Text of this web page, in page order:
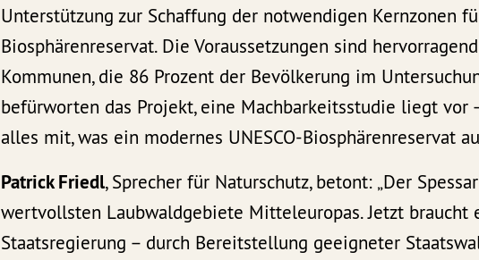
Unterstützung zur Schaffung der notwendigen Kernzonen
Biosphärenreservat. Die Voraussetzungen sind
Kommunen, die 86 Prozent der Bevölkerung im
befürworten das Projekt, eine Machbarkeitsstudie liegt vor
alles mit, was ein modernes UNESCO-Biosphärenreservat
Patrick Friedl, Sprecher für Naturschutz, betont: „Der
wertvollsten Laubwaldgebiete Mitteleuropas. Jetzt braucht
Staatsregierung – durch Bereitstellung geeigneter